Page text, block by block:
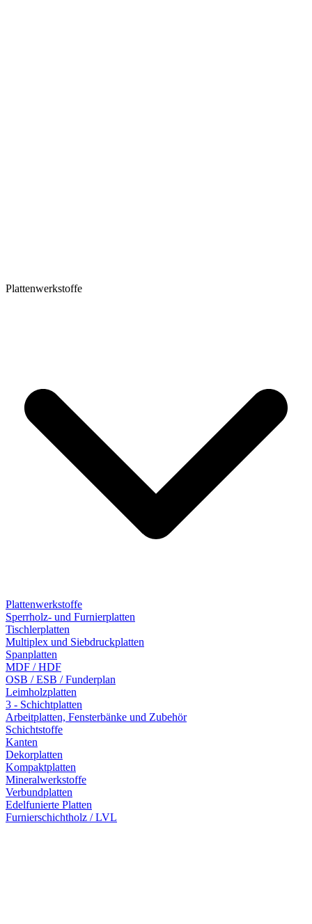
Plattenwerkstoffe
Plattenwerkstoffe
Sperrholz- und Furnierplatten
Tischlerplatten
Multiplex und Siebdruckplatten
Spanplatten
MDF / HDF
OSB / ESB / Funderplan
Leimholzplatten
3 - Schichtplatten
Arbeitplatten, Fensterbänke und Zubehör
Schichtstoffe
Kanten
Dekorplatten
Kompaktplatten
Mineralwerkstoffe
Verbundplatten
Edelfunierte Platten
Furnierschichtholz / LVL